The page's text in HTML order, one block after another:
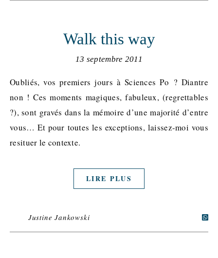
Walk this way
13 septembre 2011
Oubliés, vos premiers jours à Sciences Po ? Diantre
non ! Ces moments magiques, fabuleux, (regrettables
?), sont gravés dans la mémoire d’une majorité d’entre
vous… Et pour toutes les exceptions, laissez-moi vous
resituer le contexte.
LIRE PLUS
Justine Jankowski